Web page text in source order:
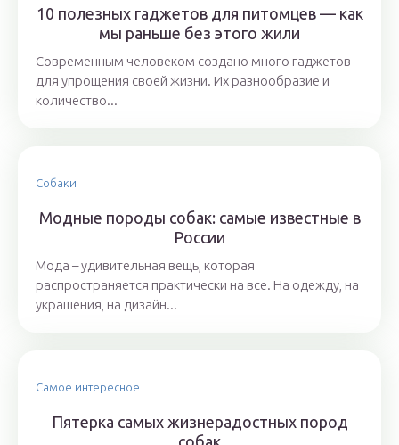
10 полезных гаджетов для питомцев — как
мы раньше без этого жили
Современным человеком создано много гаджетов
для упрощения своей жизни. Их разнообразие и
количество...
Собаки
Модные породы собак: самые известные в
России
Мода – удивительная вещь, которая
распространяется практически на все. На одежду, на
украшения, на дизайн...
Самое интересное
Пятерка самых жизнерадостных пород
собак